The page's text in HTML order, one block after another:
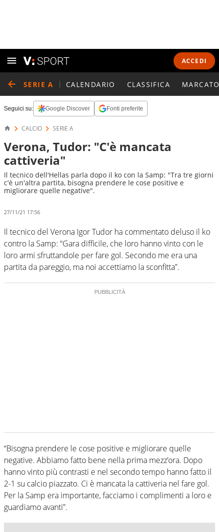
ACCEDI
SERIE A CALENDARIO CLASSIFICA
Seguici su: Google Discover Fonti preferite
CALCIO SERIE A
Verona, Tudor: "C'è mancata
cattiveria"
Il tecnico dell'Hellas parla dopo il ko con la Samp: "Tra tre giorni
c'è un'altra partita, bisogna prendere le cose positive e
migliorare quelle negative".
27/11/21 17:56
Il tecnico del Verona Igor Tudor ha commentato deluso il ko
contro la Samp: “Gara difficile, che loro hanno vinto con le
loro armi sfruttandole per fare gol. Secondo me era una
partita da pareggio, ma noi accettiamo la sconfitta”.
“Bisogna prendere le cose positive e migliorare quelle
negative. Abbiamo fatto bene nella prima mezz’ora. Dopo
hanno vinto più contrasti e nel secondo tempo hanno fatto il
2-1 su calcio piazzato. Ci è mancata la cattiveria nel fare gol.
Per la Samp era importante, facciamo i complimenti a loro e
guardiamo avanti”.